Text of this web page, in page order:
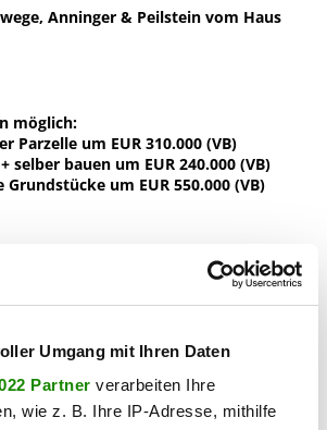
Umgang mit Ihren Daten
Partner verarbeiten Ihre
wie z. B. Ihre IP-Adresse, mithilfe
Anninger & Peilstein vom Haus
möglich:
Parzelle um EUR 310.000 (VB)
selber bauen um EUR 240.000 (VB)
um EUR 550.000 (VB)
Einzelbesichtigung flexibel